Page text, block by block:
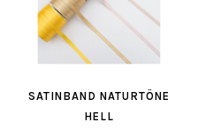
SATINBAND NATURTÖNE
HELL